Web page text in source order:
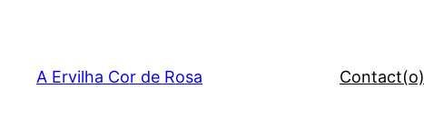
content
A Ervilha Cor de Rosa Contact(o)